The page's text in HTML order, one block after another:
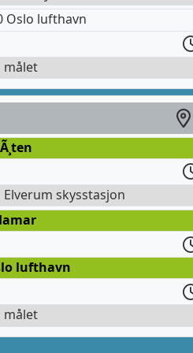
Oslo lufthavn
skysstasjon
lufthavn